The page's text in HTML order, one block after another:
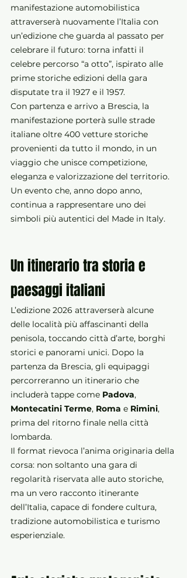
manifestazione automobilistica
attraverserà nuovamente l’Italia con
un’edizione che guarda al passato per
celebrare il futuro: torna infatti il
celebre percorso “a otto”, ispirato alle
prime storiche edizioni della gara
disputate tra il 1927 e il 1957.
Con partenza e arrivo a Brescia, la
manifestazione porterà sulle strade
italiane oltre 400 vetture storiche
provenienti da tutto il mondo, in un
viaggio che unisce competizione,
eleganza e valorizzazione del territorio.
Un evento che, anno dopo anno,
continua a rappresentare uno dei
simboli più autentici del Made in Italy.
Un itinerario tra storia e
paesaggi italiani
L’edizione 2026 attraverserà alcune
delle località più affascinanti della
penisola, toccando città d’arte, borghi
storici e panorami unici. Dopo la
partenza da Brescia, gli equipaggi
percorreranno un itinerario che
includerà tappe come Padova,
Montecatini Terme, Roma e Rimini,
prima del ritorno finale nella città
lombarda.
Il format rievoca l’anima originaria della
corsa: non soltanto una gara di
regolarità riservata alle auto storiche,
ma un vero racconto itinerante
dell’Italia, capace di fondere cultura,
tradizione automobilistica e turismo
esperienziale.